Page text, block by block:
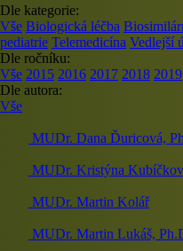
Dle kategorie:
Vše Biologická léčba
pediatrie Telemedicína Vedlejší
Dle ročníku:
Vše 2015 2016 2017 2018 2019
Dle autora:
Vše
MUDr. Dana Ďuricová,
MUDr. Kristýna
MUDr. Martin Kolář
MUDr. Martin Lukáš,